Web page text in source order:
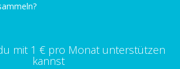
mit 1 € pro Monat unterstützen
kannst